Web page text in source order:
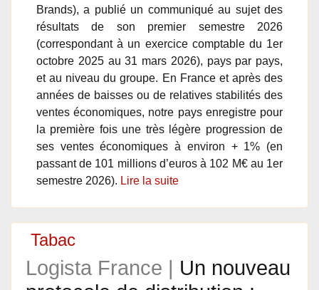
Brands), a publié un communiqué au sujet des
résultats de son premier semestre 2026
(correspondant à un exercice comptable du 1er
octobre 2025 au 31 mars 2026), pays par pays,
et au niveau du groupe. En France et après des
années de baisses ou de relatives stabilités des
ventes économiques, notre pays enregistre pour
la première fois une très légère progression de
ses ventes économiques à environ + 1% (en
passant de 101 millions d’euros à 102 M€ au 1er
semestre 2026). Lire la suite
Tabac
Logista France | Un nouveau